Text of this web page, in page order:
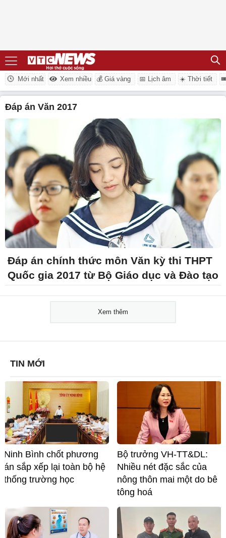
Mới nhất Xem nhiều 💰 Giá vàng 📅 Lịch âm ☀️ Thời tiết
đáp án Văn 2017
Đáp án chính thức môn Văn kỳ thi THPT
Quốc gia 2017 từ Bộ Giáo dục và Đào tạo
Xem thêm
TIN MỚI
Ninh Bình chốt phương
án sắp xếp lại toàn bộ hệ
thống trường học
Bộ trưởng VH-TT&DL:
Nhiều nét đặc sắc của
nông thôn mai một do bê
tông hoá